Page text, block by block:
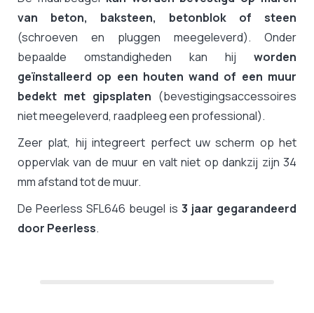
van beton, baksteen, betonblok of steen
(schroeven en pluggen meegeleverd). Onder
bepaalde omstandigheden kan hij worden
geïnstalleerd op een houten wand of een muur
bedekt met gipsplaten (bevestigingsaccessoires
niet meegeleverd, raadpleeg een professional).
Zeer plat, hij integreert perfect uw scherm op het
oppervlak van de muur en valt niet op dankzij zijn 34
mm afstand tot de muur.
De Peerless SFL646 beugel is 3 jaar gegarandeerd
door Peerless.